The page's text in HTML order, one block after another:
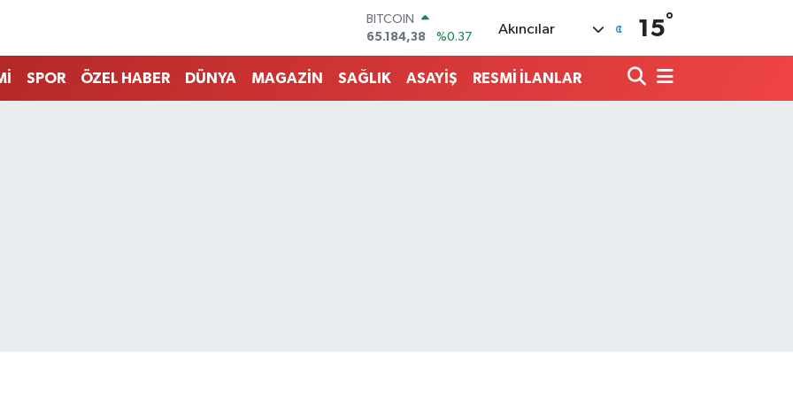
DOLAR
47,7370
%-0.01
EURO
55,2510
%0.32
Akıncılar 15°
SPOR ÖZEL HABER DÜNYA MAGAZİN SAĞLIK ASAYİŞ RESMİ İLANLAR